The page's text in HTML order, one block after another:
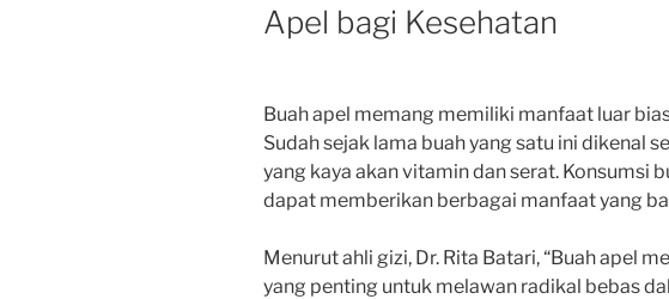
Apel bagi Kesehatan
Buah apel memang memiliki manfaat luar
Sudah sejak lama buah yang satu ini dikenal
yang kaya akan vitamin dan serat. Konsumsi
dapat memberikan berbagai manfaat yang
Menurut ahli gizi, Dr. Rita Batari, “Buah apel
yang penting untuk melawan radikal bebas